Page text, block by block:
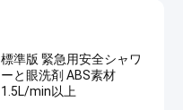
標準版 緊急用安全シャワ
ーと眼洗剤 ABS素材
1.5L/min以上